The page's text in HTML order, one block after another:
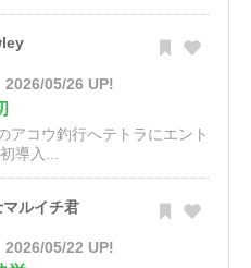
2026/05/26 UP!
アコウ釣行へテトラにエント
導入...
ルイチ君
2026/05/22 UP!